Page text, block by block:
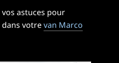
vos astuces pour
dans votrevan Marco